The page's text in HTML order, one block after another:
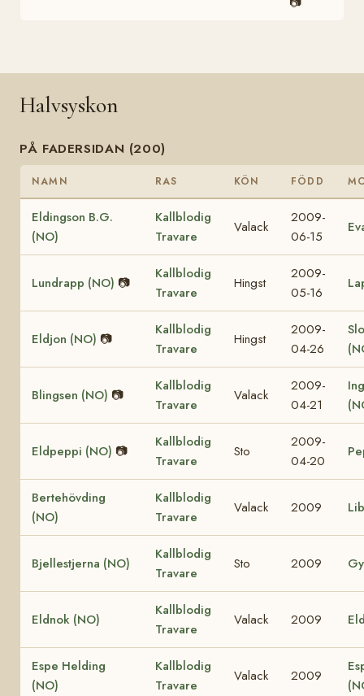
Halvsyskon
PÅ FADERSIDAN (200)
NAMN RAS KÖN FÖDD
Eldingson B.G.
(NO)
Kallblodig
Travare
Valack
2009-
06-15
Lundrapp (NO) 📷
Kallblodig
Travare
Hingst
2009-
05-16
Eldjon (NO) 📷
Kallblodig
Travare
Hingst
2009-
04-26
Blingsen (NO) 📷
Kallblodig
Travare
Valack
2009-
04-21
Eldpeppi (NO) 📷
Kallblodig
Travare
Sto
2009-
04-20
Bertehövding
(NO)
Kallblodig
Travare
Valack 2009
Bjellestjerna (NO)
Kallblodig
Travare
Sto 2009
Eldnok (NO)
Kallblodig
Travare
Valack 2009
Espe Helding
(NO)
Kallblodig
Travare
Valack 2009